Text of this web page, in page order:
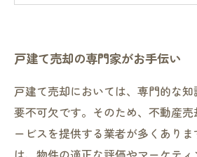
戸建て売却の専門家がお手伝い
戸建て売却においては、専門的な
要不可欠です。そのため、不動産
ービスを提供する業者が多くあり